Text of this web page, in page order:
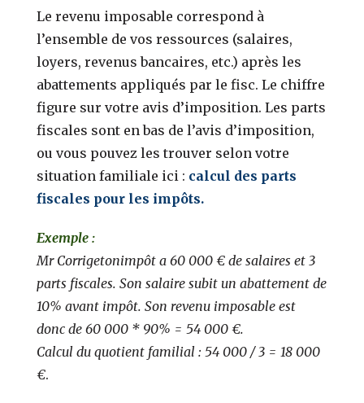
Le revenu imposable correspond à
l’ensemble de vos ressources (salaires,
loyers, revenus bancaires, etc.) après les
abattements appliqués par le fisc. Le chiffre
figure sur votre avis d’imposition. Les parts
fiscales sont en bas de l’avis d’imposition,
ou vous pouvez les trouver selon votre
situation familiale ici : calcul des parts
fiscales pour les impôts.
Exemple :
Mr Corrigetonimpôt a 60 000 € de salaires et 3
parts fiscales. Son salaire subit un abattement de
10% avant impôt. Son revenu imposable est
donc de 60 000 * 90% = 54 000 €.
Calcul du quotient familial : 54 000 / 3 = 18 000
€.